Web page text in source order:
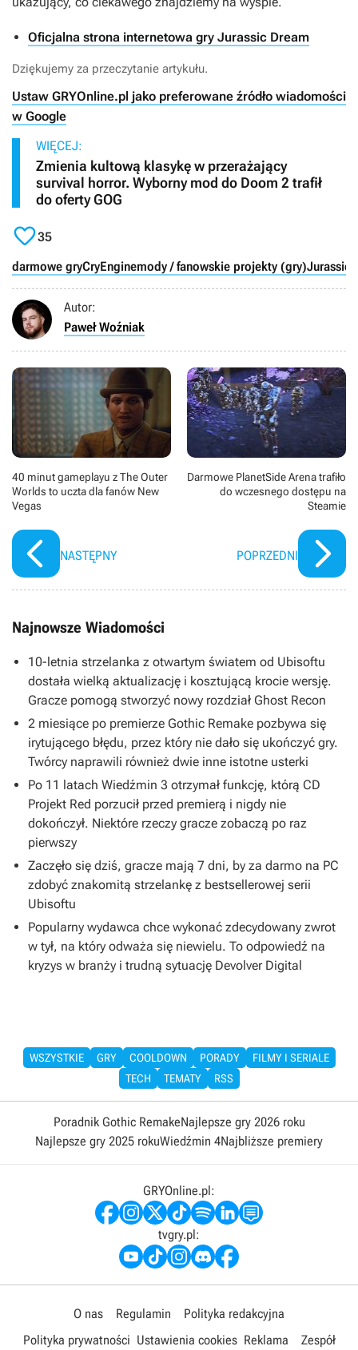
Oficjalna strona internetowa gry Jurassic Dream
Dziękujemy za przeczytanie artykułu.
Ustaw GRYOnline.pl jako preferowane źródło wiadomości
w Google
WIĘCEJ:
Zmienia kultową klasykę w przerażający
survival horror. Wyborny mod do Doom 2 trafił
do oferty GOG
35
darmowe gryCryEnginemody / fanowskie projekty (gry)Jurassic
Autor:
Paweł Woźniak
40 minut gameplayu z The Outer
Worlds to uczta dla fanów New
Vegas
NASTĘPNY
Darmowe PlanetSide Arena trafiło
do wczesnego dostępu na
Steamie
POPRZEDNI
Najnowsze Wiadomości
10-letnia strzelanka z otwartym światem od Ubisoftu
dostała wielką aktualizację i kosztującą krocie wersję.
Gracze pomogą stworzyć nowy rozdział Ghost Recon
2 miesiące po premierze Gothic Remake pozbywa się
irytującego błędu, przez który nie dało się ukończyć gry.
Twórcy naprawili również dwie inne istotne usterki
Po 11 latach Wiedźmin 3 otrzymał funkcję, którą CD
Projekt Red porzucił przed premierą i nigdy nie
dokończył. Niektóre rzeczy gracze zobaczą po raz
pierwszy
Zaczęło się dziś, gracze mają 7 dni, by za darmo na PC
zdobyć znakomitą strzelankę z bestsellerowej serii
Ubisoftu
Popularny wydawca chce wykonać zdecydowany zwrot
w tył, na który odważa się niewielu. To odpowiedź na
kryzys w branży i trudną sytuację Devolver Digital
WSZYSTKIE GRY COOLDOWN PORADY
FILMY I SERIALE
TECH
TEMATY RSS
Poradnik Gothic RemakeNajlepsze gry 2026 roku
Najlepsze gry 2025 rokuWiedźmin 4Najbliższe premiery
GRYOnline.pl:
tvgry.pl:
O nas Regulamin
Polityka redakcyjna
Polityka prywatności Ustawienia cookies Reklama Zespół